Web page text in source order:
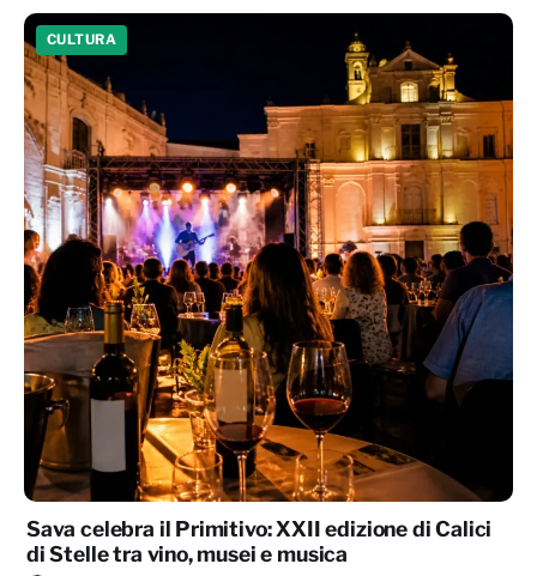
CULTURA
Sava celebra il Primitivo: XXII edizione di Calici
di Stelle tra vino, musei e musica